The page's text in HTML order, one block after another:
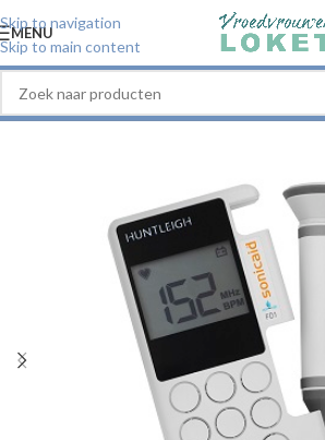
Skip to navigation
Skip to main content
MENU